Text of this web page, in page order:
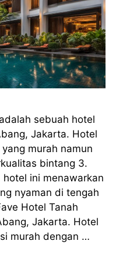
sebuah hotel
Jakarta. Hotel
murah namun
bintang 3.
ini menawarkan
nyaman di tengah
Hotel Tanah
Jakarta. Hotel
murah dengan …